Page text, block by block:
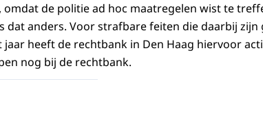
de politie ad hoc maatregelen wist te
dat anders. Voor strafbare feiten die daarbij zijn
heeft de rechtbank in Den Haag hiervoor
nog bij de rechtbank.